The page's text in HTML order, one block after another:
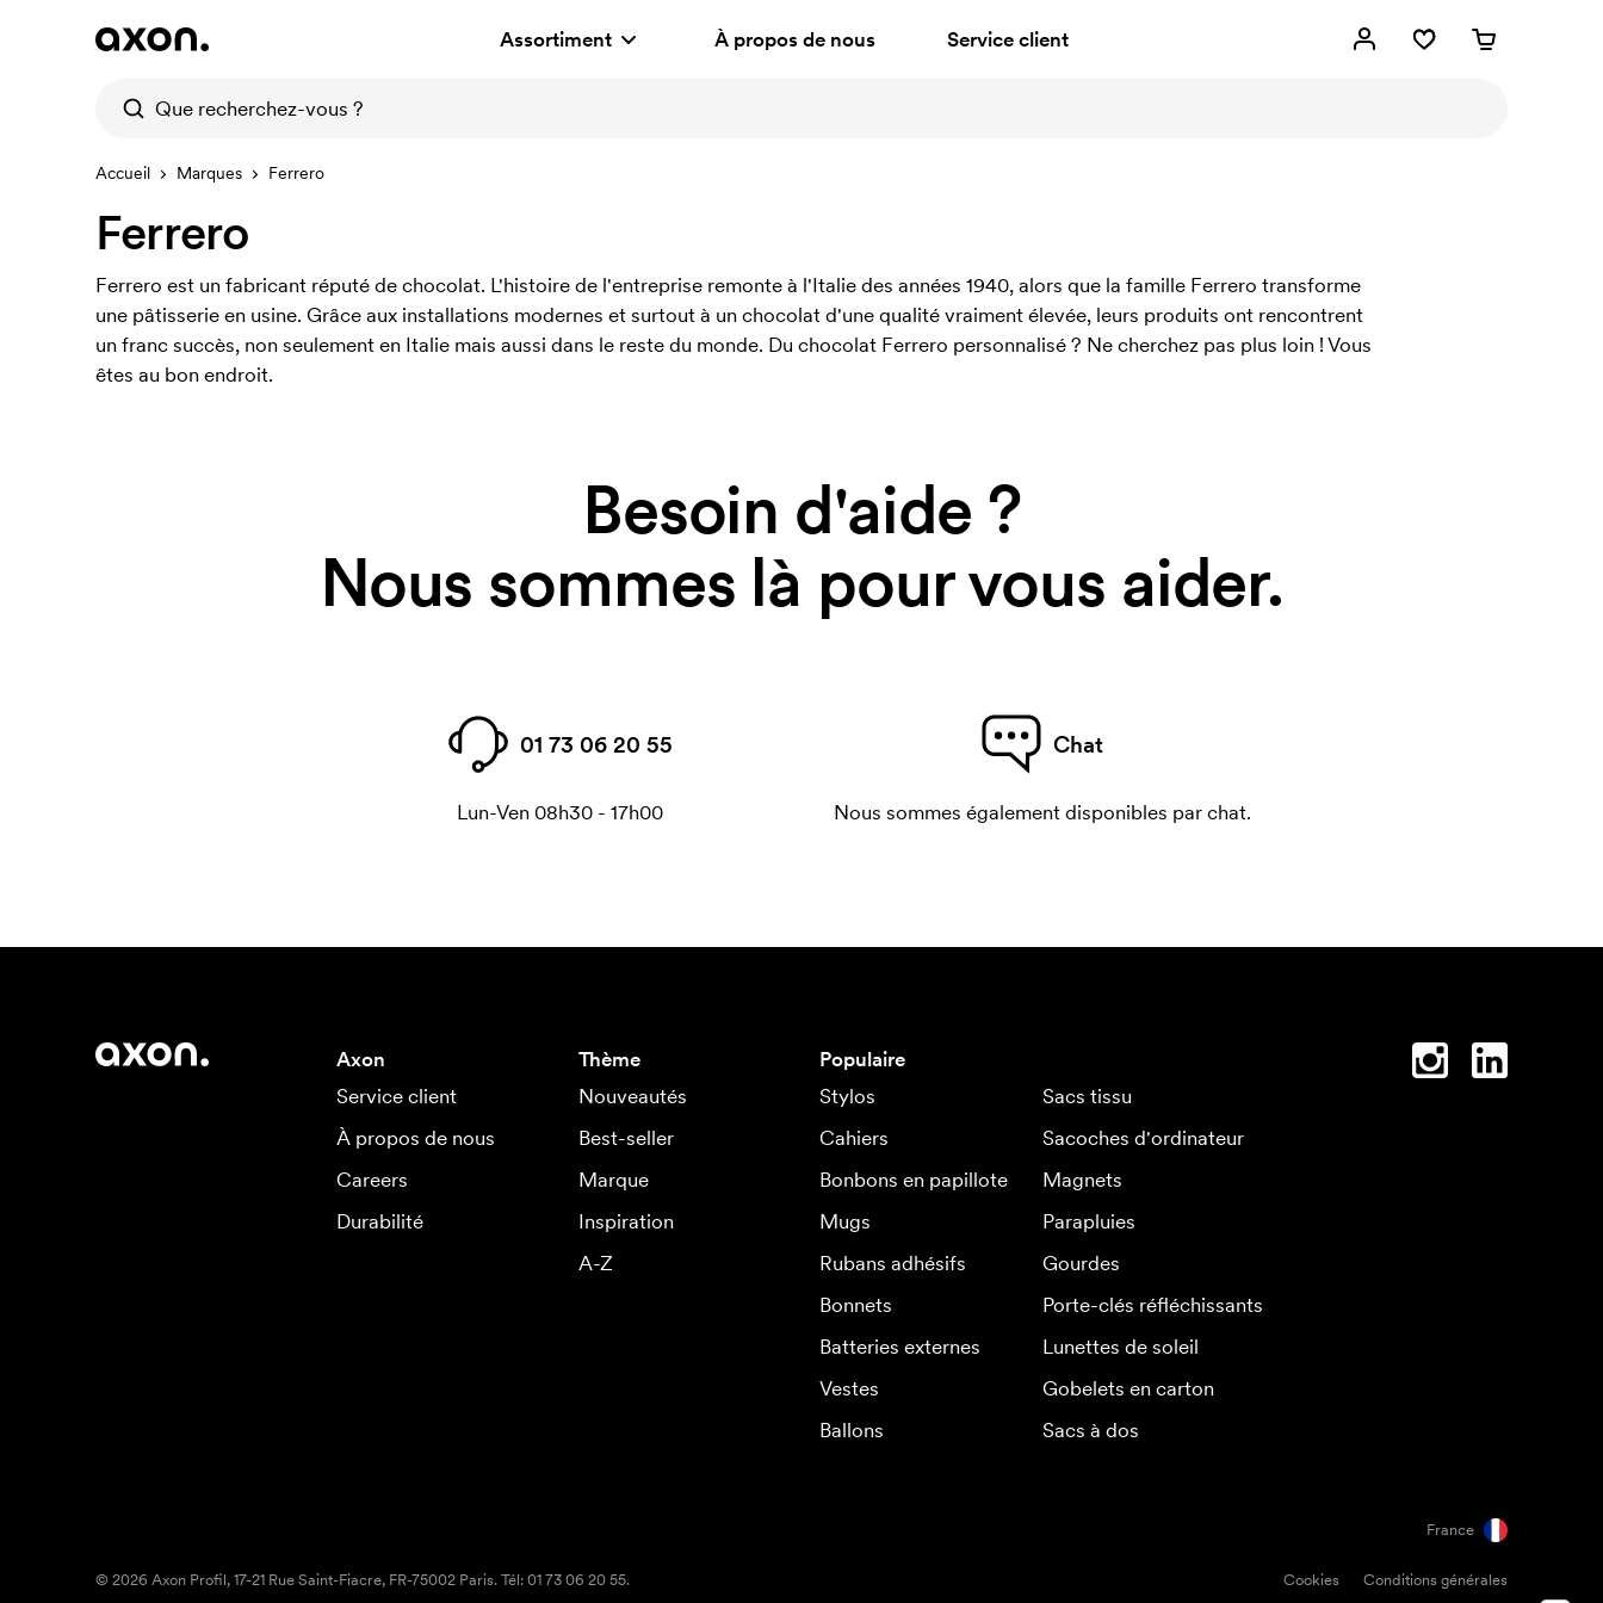
Assortiment À propos de nous Service client
Accueil Marques Ferrero
Ferrero
Ferrero est un fabricant réputé de chocolat. L'histoire de l'entreprise remonte à l'Italie des années 1940, alors que la famille Ferrero transforme
une pâtisserie en usine. Grâce aux installations modernes et surtout à un chocolat d'une qualité vraiment élevée, leurs produits ont rencontrent
un franc succès, non seulement en Italie mais aussi dans le reste du monde. Du chocolat Ferrero personnalisé ? Ne cherchez pas plus loin ! Vous
êtes au bon endroit.
Besoin d'aide ?
Nous sommes là pour vous aider.
01 73 06 20 55
Lun-Ven 08h30 - 17h00
Chat
Nous sommes également disponibles par chat.
Axon
Service client
À propos de nous
Careers
Durabilité
Thème
Nouveautés
Best-seller
Marque
Inspiration
A-Z
Populaire
Stylos
Sacs tissu
Cahiers
Sacoches d'ordinateur
Bonbons en papillote
Magnets
Mugs
Parapluies
Rubans adhésifs
Gourdes
Bonnets
Porte-clés réfléchissants
Batteries externes
Lunettes de soleil
Vestes
Gobelets en carton
Ballons
Sacs à dos
France
Cookies Conditions générales
© 2026 Axon Profil, 17-21 Rue Saint-Fiacre, FR-75002 Paris. Tél: 01 73 06 20 55.